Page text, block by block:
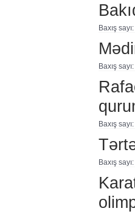
Baxış
Baxış
Baxış
Baxış